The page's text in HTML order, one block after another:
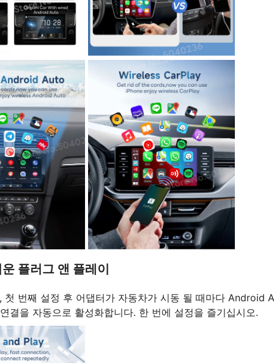
플러그 앤 플레이
첫 번째 설정 후 어댑터가 자동차가 시동 될 때마다 Android
결을 자동으로 활성화합니다. 한 번에 설정을 즐기십시오.